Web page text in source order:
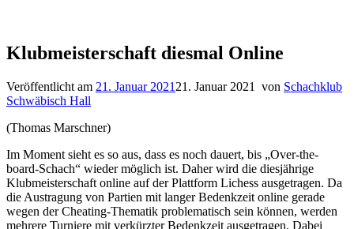
Klubmeisterschaft diesmal Online
Veröffentlicht am 21. Januar 2021 21. Januar 2021 von Schachklub
Schwäbisch Hall
(Thomas Marschner)
Im Moment sieht es so aus, dass es noch dauert, bis „Over-the-
board-Schach“ wieder möglich ist. Daher wird die diesjährige
Klubmeisterschaft online auf der Plattform Lichess ausgetragen. Da
die Austragung von Partien mit langer Bedenkzeit online gerade
wegen der Cheating-Thematik problematisch sein können, werden
mehrere Turniere mit verkürzter Bedenkzeit ausgetragen. Dabei